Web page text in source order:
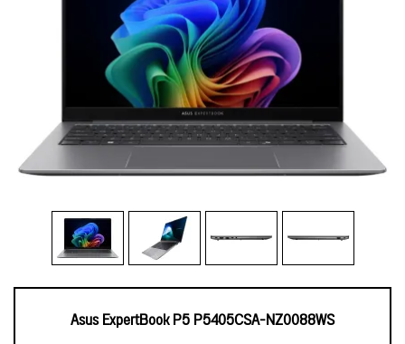
Asus ExpertBook P5 P5405CSA-NZ0088WS